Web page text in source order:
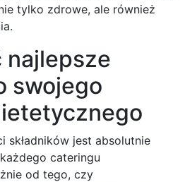
tylko zdrowe, ale również
najlepsze
swojego
składników jest absolutnie
cateringu
od tego, czy